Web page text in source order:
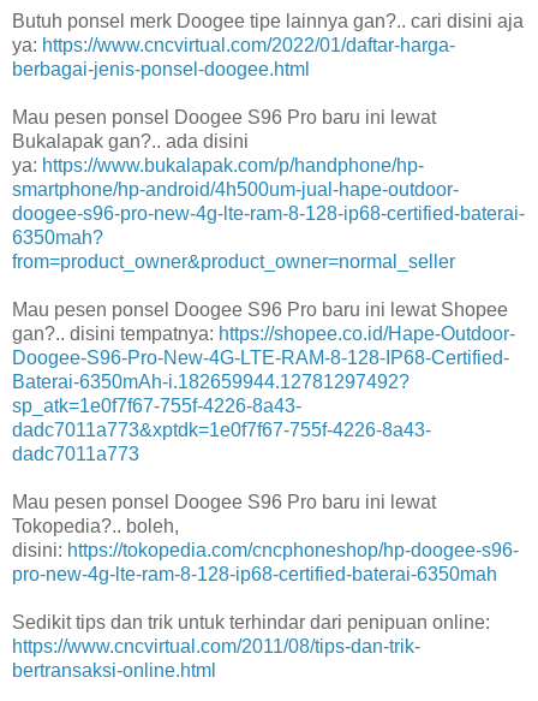
Butuh ponsel merk Doogee tipe lainnya gan?.. cari disini aja
ya: https://www.cncvirtual.com/2022/01/daftar-harga-
berbagai-jenis-ponsel-doogee.html
Mau pesen ponsel Doogee S96 Pro baru ini lewat
Bukalapak gan?.. ada disini
ya: https://www.bukalapak.com/p/handphone/hp-
smartphone/hp-android/4h500um-jual-hape-outdoor-
doogee-s96-pro-new-4g-lte-ram-8-128-ip68-certified-baterai-
6350mah?
from=product_owner&product_owner=normal_seller
Mau pesen ponsel Doogee S96 Pro baru ini lewat Shopee
gan?.. disini tempatnya: https://shopee.co.id/Hape-Outdoor-
Doogee-S96-Pro-New-4G-LTE-RAM-8-128-IP68-Certified-
Baterai-6350mAh-i.182659944.12781297492?
sp_atk=1e0f7f67-755f-4226-8a43-
dadc7011a773&xptdk=1e0f7f67-755f-4226-8a43-
dadc7011a773
Mau pesen ponsel Doogee S96 Pro baru ini lewat
Tokopedia?.. boleh,
disini: https://tokopedia.com/cncphoneshop/hp-doogee-s96-
pro-new-4g-lte-ram-8-128-ip68-certified-baterai-6350mah
Sedikit tips dan trik untuk terhindar dari penipuan online:
https://www.cncvirtual.com/2011/08/tips-dan-trik-
bertransaksi-online.html